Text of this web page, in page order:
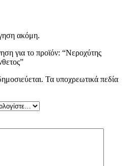
ακόμη.
για το προϊόν: “Νεροχύτης
Τα υποχρεωτικά πεδία